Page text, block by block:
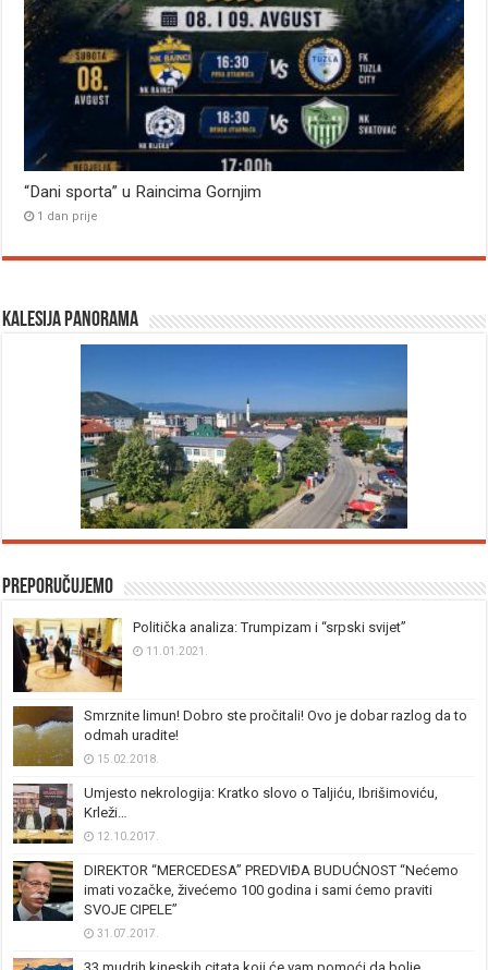
“Dani sporta” u Raincima Gornjim
1 dan prije
Kalesija panorama
Preporučujemo
Politička analiza: Trumpizam i “srpski svijet”
11.01.2021.
Smrznite limun! Dobro ste pročitali! Ovo je dobar razlog da to
odmah uradite!
15.02.2018.
Umjesto nekrologija: Kratko slovo o Taljiću, Ibrišimoviću,
Krleži…
12.10.2017.
DIREKTOR “MERCEDESA” PREDVIĐA BUDUĆNOST “Nećemo
imati vozačke, živećemo 100 godina i sami ćemo praviti
SVOJE CIPELE”
31.07.2017.